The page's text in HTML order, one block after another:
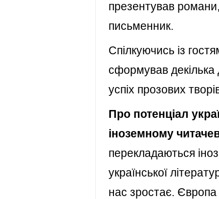
презентував
письменник.
Спілкуючись із
сформував декілька
успіх прозових
Про потенціал
іноземному
перекладаються
української
нас зростає. Європа